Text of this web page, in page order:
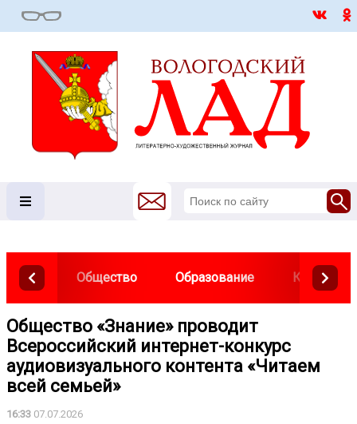
Общество Образование Культура
Общество «Знание» проводит
Всероссийский интернет-конкурс
аудиовизуального контента «Читаем
всей семьей»
16:33 07.07.2026